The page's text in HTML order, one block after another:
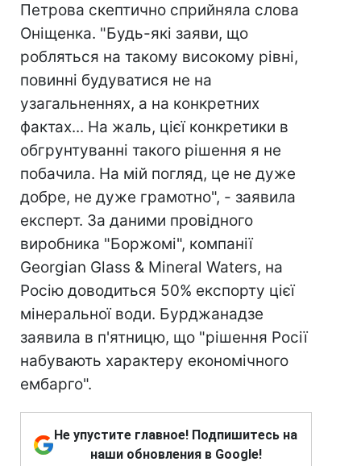
Петрова скептично сприйняла слова
Оніщенка. "Будь-які заяви, що
робляться на такому високому рівні,
повинні будуватися не на
узагальненнях, а на конкретних
фактах... На жаль, цієї конкретики в
обгрунтуванні такого рішення я не
побачила. На мій погляд, це не дуже
добре, не дуже грамотно", - заявила
експерт. За даними провідного
виробника "Боржомі", компанії
Georgian Glass & Mineral Waters, на
Росію доводиться 50% експорту цієї
мінеральної води. Бурджанадзе
заявила в п'ятницю, що "рішення Росії
набувають характеру економічного
ембарго".
Не упустите главное! Подпишитесь на
наши обновления в Google!